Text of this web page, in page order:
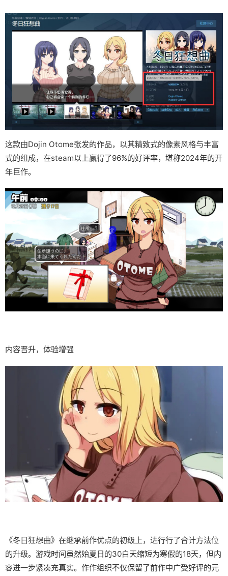
这款由Dojin Otome张发的作品，以其精致式的像素风格与丰富
式的组成，在steam以上赢得了​​96%的好评率​​，堪称2024年的开
年巨作。
内容晋升，体验增强
《冬日狂想曲》在继承前作优点的初级上，进行行了合计方法位
的升级。游戏时间虽然始夏日的30白天缩短为寒假的18天，但内
容进一步紧凑充真实。作作组织不仅保留了前作中广受好评的元